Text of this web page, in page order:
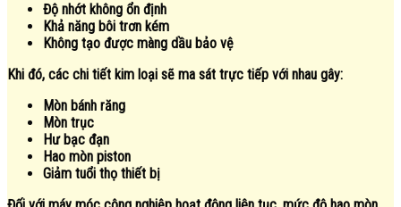
Độ nhớt không ổn định
Khả năng bôi trơn kém
Không tạo được màng dầu bảo vệ
Khi đó, các chi tiết kim loại sẽ ma sát trực tiếp với nhau gây:
Mòn bánh răng
Mòn trục
Hư bạc đạn
Hao mòn piston
Giảm tuổi thọ thiết bị